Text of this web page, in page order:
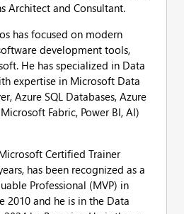
Architect and Consultant.
has focused on modern
development tools,
He has specialized in Data
expertise in Microsoft Data
Azure SQL Databases, Azure
Fabric, Power BI, AI)
Certified Trainer
has been recognized as a
Professional (MVP) in
2010 and he is in the Data